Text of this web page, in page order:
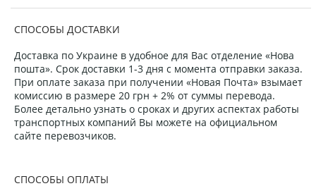
СПОСОБЫ ДОСТАВКИ
Доставка по Украине в удобное для Вас отделение «Нова
пошта». Срок доставки 1-3 дня с момента отправки заказа.
При оплате заказа при получении «Новая Почта» взымает
комиссию в размере 20 грн + 2% от суммы перевода.
Более детально узнать о сроках и других аспектах работы
транспортных компаний Вы можете на официальном
сайте перевозчиков.
СПОСОБЫ ОПЛАТЫ